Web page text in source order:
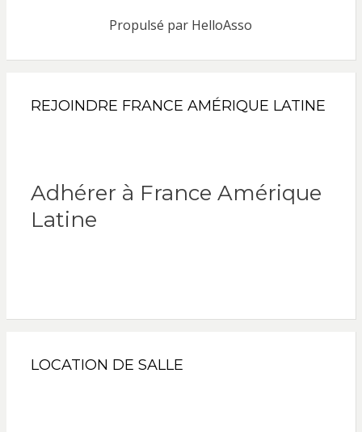
Propulsé par HelloAsso
REJOINDRE FRANCE AMÉRIQUE LATINE
Adhérer à France Amérique
Latine
LOCATION DE SALLE